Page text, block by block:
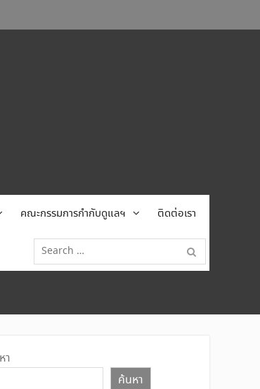
คณะกรรมการกำกับดูแลฯ ติดต่อเรา
Search
for:
า
ค้นหา